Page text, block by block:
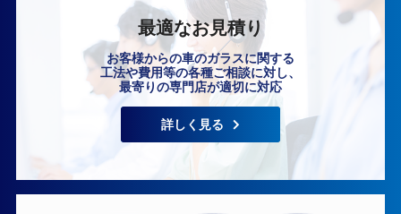
いますぐ無料相談
最適なお見積り
お客様からの車のガラスに関する
工法や費用等の各種ご相談に対し、
最寄りの専門店が適切に対応
詳しく見る